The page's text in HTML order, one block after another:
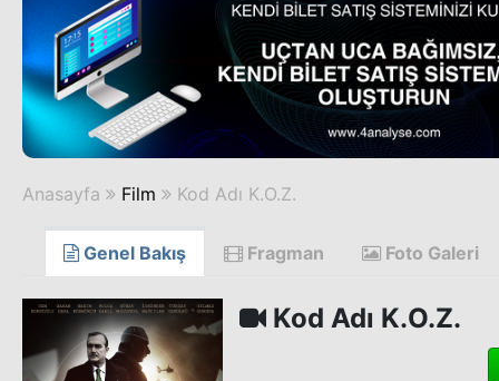
Anasayfa Film Kod Adı K.O.Z.
Genel Bakış Fragman Foto Galeri
Kod Adı K.O.Z.